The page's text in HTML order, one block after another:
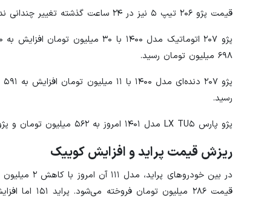
قیمت پژو ۲۰۶ تیپ ۵ نیز در ۲۴ ساعت گذشته تغییر چندانی نداشت و با حدود ۵۰۰ میلیون تومان معامله می‌شود.
۶۹۸ میلیون تومان رسید.
رسید.
پژو پارس LX TU۵ مدل ۱۴۰۱ امروز به ۵۶۲ میلیون تومان و پژو پارس LX TU۵ مدل ۱۴۰۰ نیز امروز به ۵۴۱ میلیون تومان رسید.
ریزش قیمت پراید و افزایش کوییک